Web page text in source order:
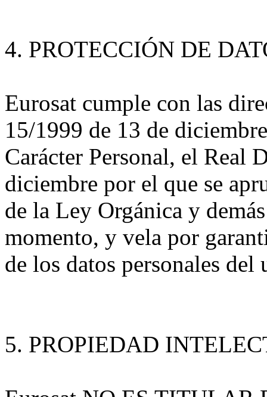
4. PROTECCIÓN DE
Eurosat cumple con las
15/1999 de 13 de
Carácter Personal, el Real
diciembre por el que se
de la Ley Orgánica y
momento, y vela por
de los datos personales del
5. PROPIEDAD